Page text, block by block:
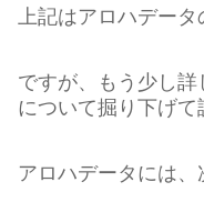
上記はアロハデー
ですが、もう少し
について掘り下げて
アロハデータには、